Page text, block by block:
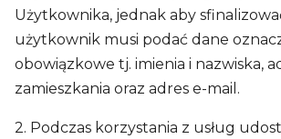
Użytkownika, jednak aby
użytkownik musi podać dane
obowiązkowe tj. imienia i nazwiska,
zamieszkania oraz adres e-mail.
2. Podczas korzystania z usług